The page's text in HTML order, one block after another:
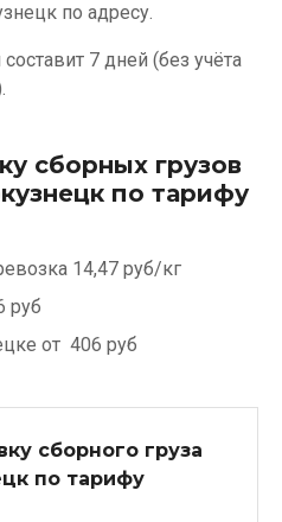
по адресу.
7 дней (без учёта
сборных грузов
по тарифу
14,47 руб/кг
руб
от 406 руб
сборного груза
по тарифу